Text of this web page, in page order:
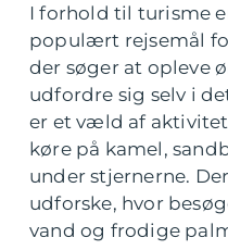
I forhold til turisme
populært rejsemål
der søger at opleve
udfordre sig selv i
er et væld af
køre på kamel,
under stjernerne.
udforske, hvor
vand og frodige